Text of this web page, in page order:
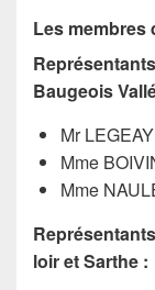
Les membres
Baugeois
Mr
Mme
Mme
loir et Sarthe :